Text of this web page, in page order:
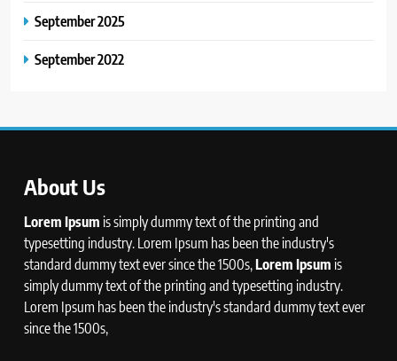
September 2025
September 2022
About Us
Lorem Ipsum is simply dummy text of the printing and
typesetting industry. Lorem Ipsum has been the industry's
standard dummy text ever since the 1500s,Lorem Ipsum is
simply dummy text of the printing and typesetting industry.
Lorem Ipsum has been the industry's standard dummy text ever
since the 1500s,